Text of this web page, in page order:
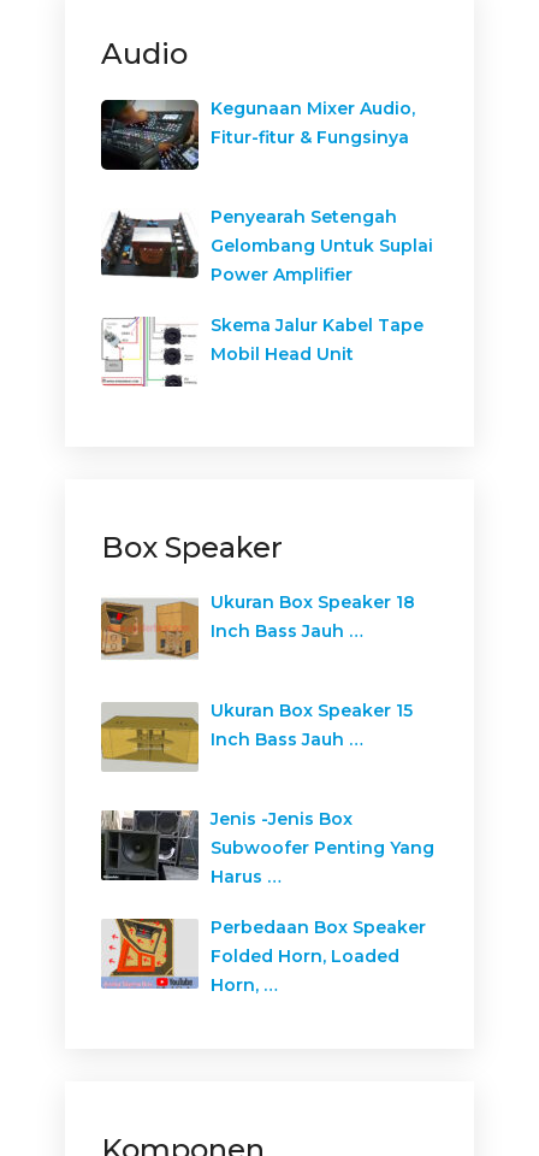
Audio
Kegunaan Mixer Audio,
Fitur-fitur & Fungsinya
Penyearah Setengah
Gelombang Untuk Suplai
Power Amplifier
Skema Jalur Kabel Tape
Mobil Head Unit
Box Speaker
Ukuran Box Speaker 18
Inch Bass Jauh …
Ukuran Box Speaker 15
Inch Bass Jauh …
Jenis -Jenis Box
Subwoofer Penting Yang
Harus …
Perbedaan Box Speaker
Folded Horn, Loaded
Horn, …